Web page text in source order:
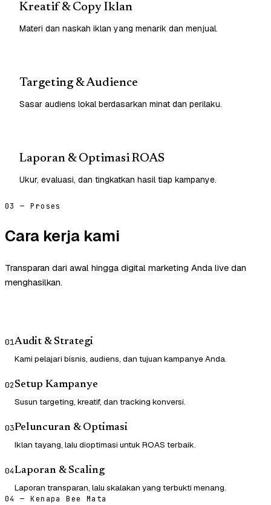
Kreatif & Copy Iklan
Materi dan naskah iklan yang menarik dan menjual.
Targeting & Audience
Sasar audiens lokal berdasarkan minat dan perilaku.
Laporan & Optimasi ROAS
Ukur, evaluasi, dan tingkatkan hasil tiap kampanye.
03 — Proses
Cara kerja kami
Transparan dari awal hingga digital marketing Anda live dan
menghasilkan.
01Audit & Strategi
Kami pelajari bisnis, audiens, dan tujuan kampanye Anda.
02Setup Kampanye
Susun targeting, kreatif, dan tracking konversi.
03Peluncuran & Optimasi
Iklan tayang, lalu dioptimasi untuk ROAS terbaik.
04Laporan & Scaling
Laporan transparan, lalu skalakan yang terbukti menang.
04 — Kenapa Bee Mata